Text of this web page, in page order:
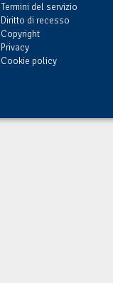
Termini del servizio
Diritto di recesso
Copyright
Privacy
Cookie policy